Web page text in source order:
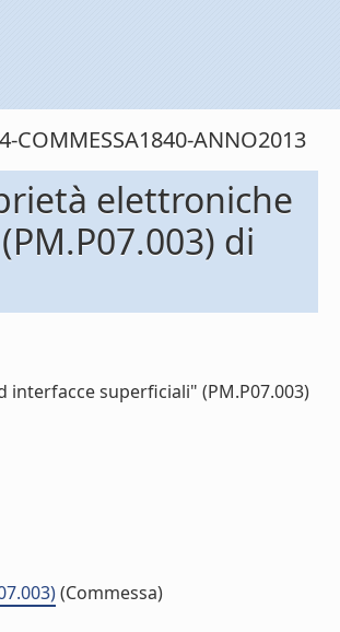
ANNO2013
elettroniche
di
superficiali" (PM.P07.003)
(Commessa)